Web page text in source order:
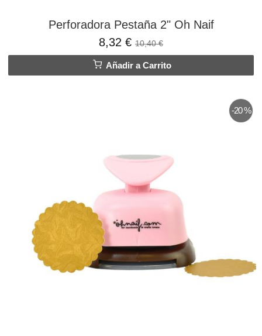
Perforadora Pestaña 2" Oh Naif
8,32 € 10,40 €
Añadir a Carrito
-20 %